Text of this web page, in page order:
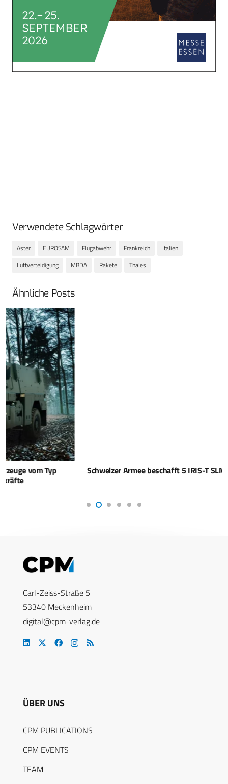
Verwendete Schlagwörter
Aster EUROSAM Flugabwehr Frankreich
Italien
Luftverteidigung
MBDA Rakete Thales
Ähnliche Posts
Schweizer Armee beschafft 5 IRIS-T SLM von Diehl Defence
Carl-Zeiss-Straße 5
53340 Meckenheim
digital@cpm-verlag.de
ÜBER UNS
CPM PUBLICATIONS
CPM EVENTS
TEAM